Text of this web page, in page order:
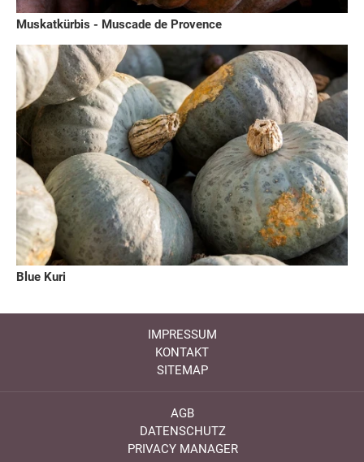
Muskatkürbis - Muscade de Provence
Blue Kuri
IMPRESSUM
KONTAKT
SITEMAP
AGB
DATENSCHUTZ
PRIVACY MANAGER